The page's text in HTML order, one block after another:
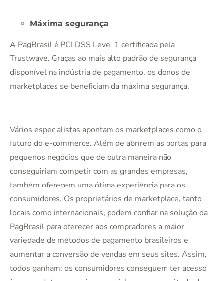
Máxima segurança
A PagBrasil é PCI DSS Level 1 certificada pela
Trustwave. Graças ao mais alto padrão de segurança
disponível na indústria de pagamento, os donos de
marketplaces se beneficiam da máxima segurança.
Vários especialistas apontam os marketplaces como o
futuro do e-commerce. Além de abrirem as portas para
pequenos negócios que de outra maneira não
conseguiriam competir com as grandes empresas,
também oferecem uma ótima experiência para os
consumidores. Os proprietários de marketplace, tanto
locais como internacionais, podem confiar na solução da
PagBrasil para oferecer aos compradores a maior
variedade de métodos de pagamento brasileiros e
aumentar a conversão de vendas em seus sites. Assim,
todos ganham: os consumidores conseguem ter acesso